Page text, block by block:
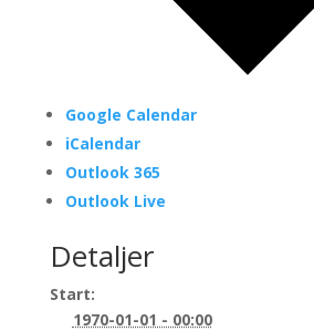
Google Calendar
iCalendar
Outlook 365
Outlook Live
Detaljer
Start:
1970-01-01 - 00:00